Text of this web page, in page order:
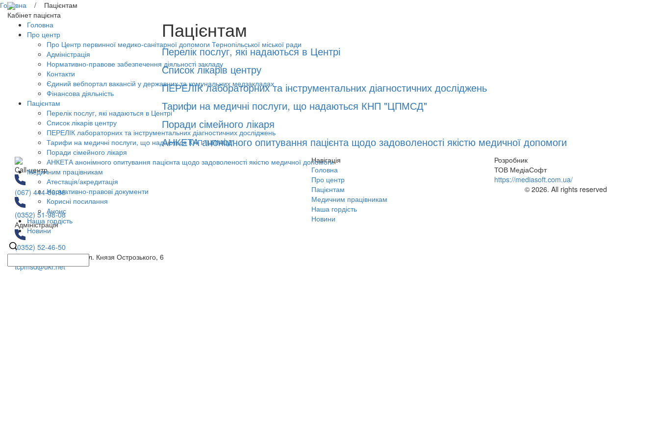
Кабінет пацієнта
Головна
Про центр
Про Центр первинної медико-санітарної допомоги Тернопільської міської ради
Адміністрація
Нормативно-правове забезпечення діяльності закладу
Контакти
Єдиний вебпортал вакансій у державних та комунальних медзакладах
Фінансова діяльність
Пацієнтам
Перелік послуг, які надаються в Центрі
Список лікарів центру
ПЕРЕЛІК лабораторних та інструментальних діагностичних досліджень
Тарифи на медичні послуги, що надаються КНП "ЦПМСД"
Поради сімейного лікаря
АНКЕТА анонімного опитування пацієнта щодо задоволеності якістю медичної допомоги
Медичним працівникам
Атестація/акредитація
Нормативно-правові документи
Корисні посилання
Анонс
Наша гордість
Новини
Головна / Пацієнтам
Пацієнтам
Перелік послуг, які надаються в Центрі
Список лікарів центру
ПЕРЕЛІК лабораторних та інструментальних діагностичних досліджень
Тарифи на медичні послуги, що надаються КНП "ЦПМСД"
Поради сімейного лікаря
АНКЕТА анонімного опитування пацієнта щодо задоволеності якістю медичної допомоги
Call-центр
(067) 444-86-88
(0352) 51-98-08
Адміністрація
(0352) 52-46-50
46006, м Тернопіль, вул. Князя Острозького, 6
tcpmsd@ukr.net
Навігація
Головна
Про центр
Пацієнтам
Медичним працівникам
Наша гордість
Новини
Розробник
ТОВ МедіаСофт
https://mediasoft.com.ua/
© 2026. All rights reserved